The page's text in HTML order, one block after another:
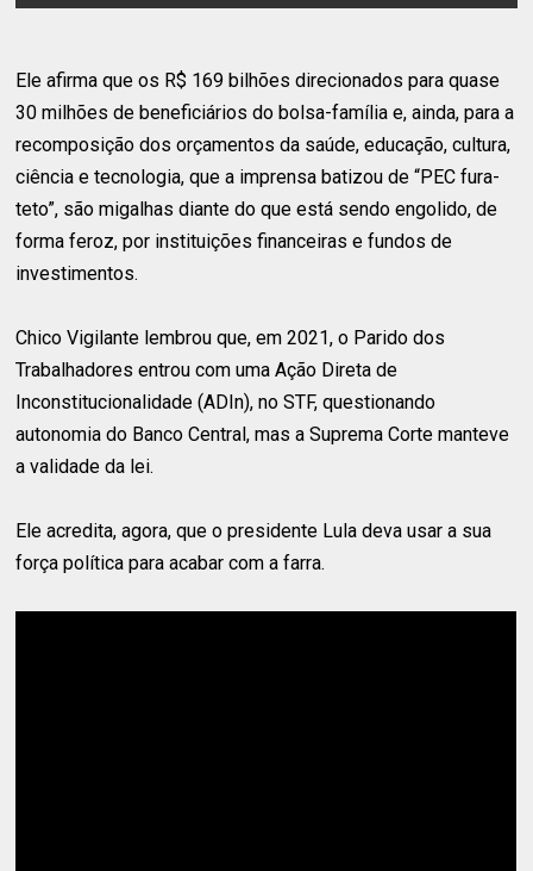
Ele afirma que os R$ 169 bilhões direcionados para quase
30 milhões de beneficiários do bolsa-família e, ainda, para a
recomposição dos orçamentos da saúde, educação, cultura,
ciência e tecnologia, que a imprensa batizou de “PEC fura-
teto”, são migalhas diante do que está sendo engolido, de
forma feroz, por instituições financeiras e fundos de
investimentos.
Chico Vigilante lembrou que, em 2021, o Parido dos
Trabalhadores entrou com uma Ação Direta de
Inconstitucionalidade (ADIn), no STF, questionando
autonomia do Banco Central, mas a Suprema Corte manteve
a validade da lei.
Ele acredita, agora, que o presidente Lula deva usar a sua
força política para acabar com a farra.